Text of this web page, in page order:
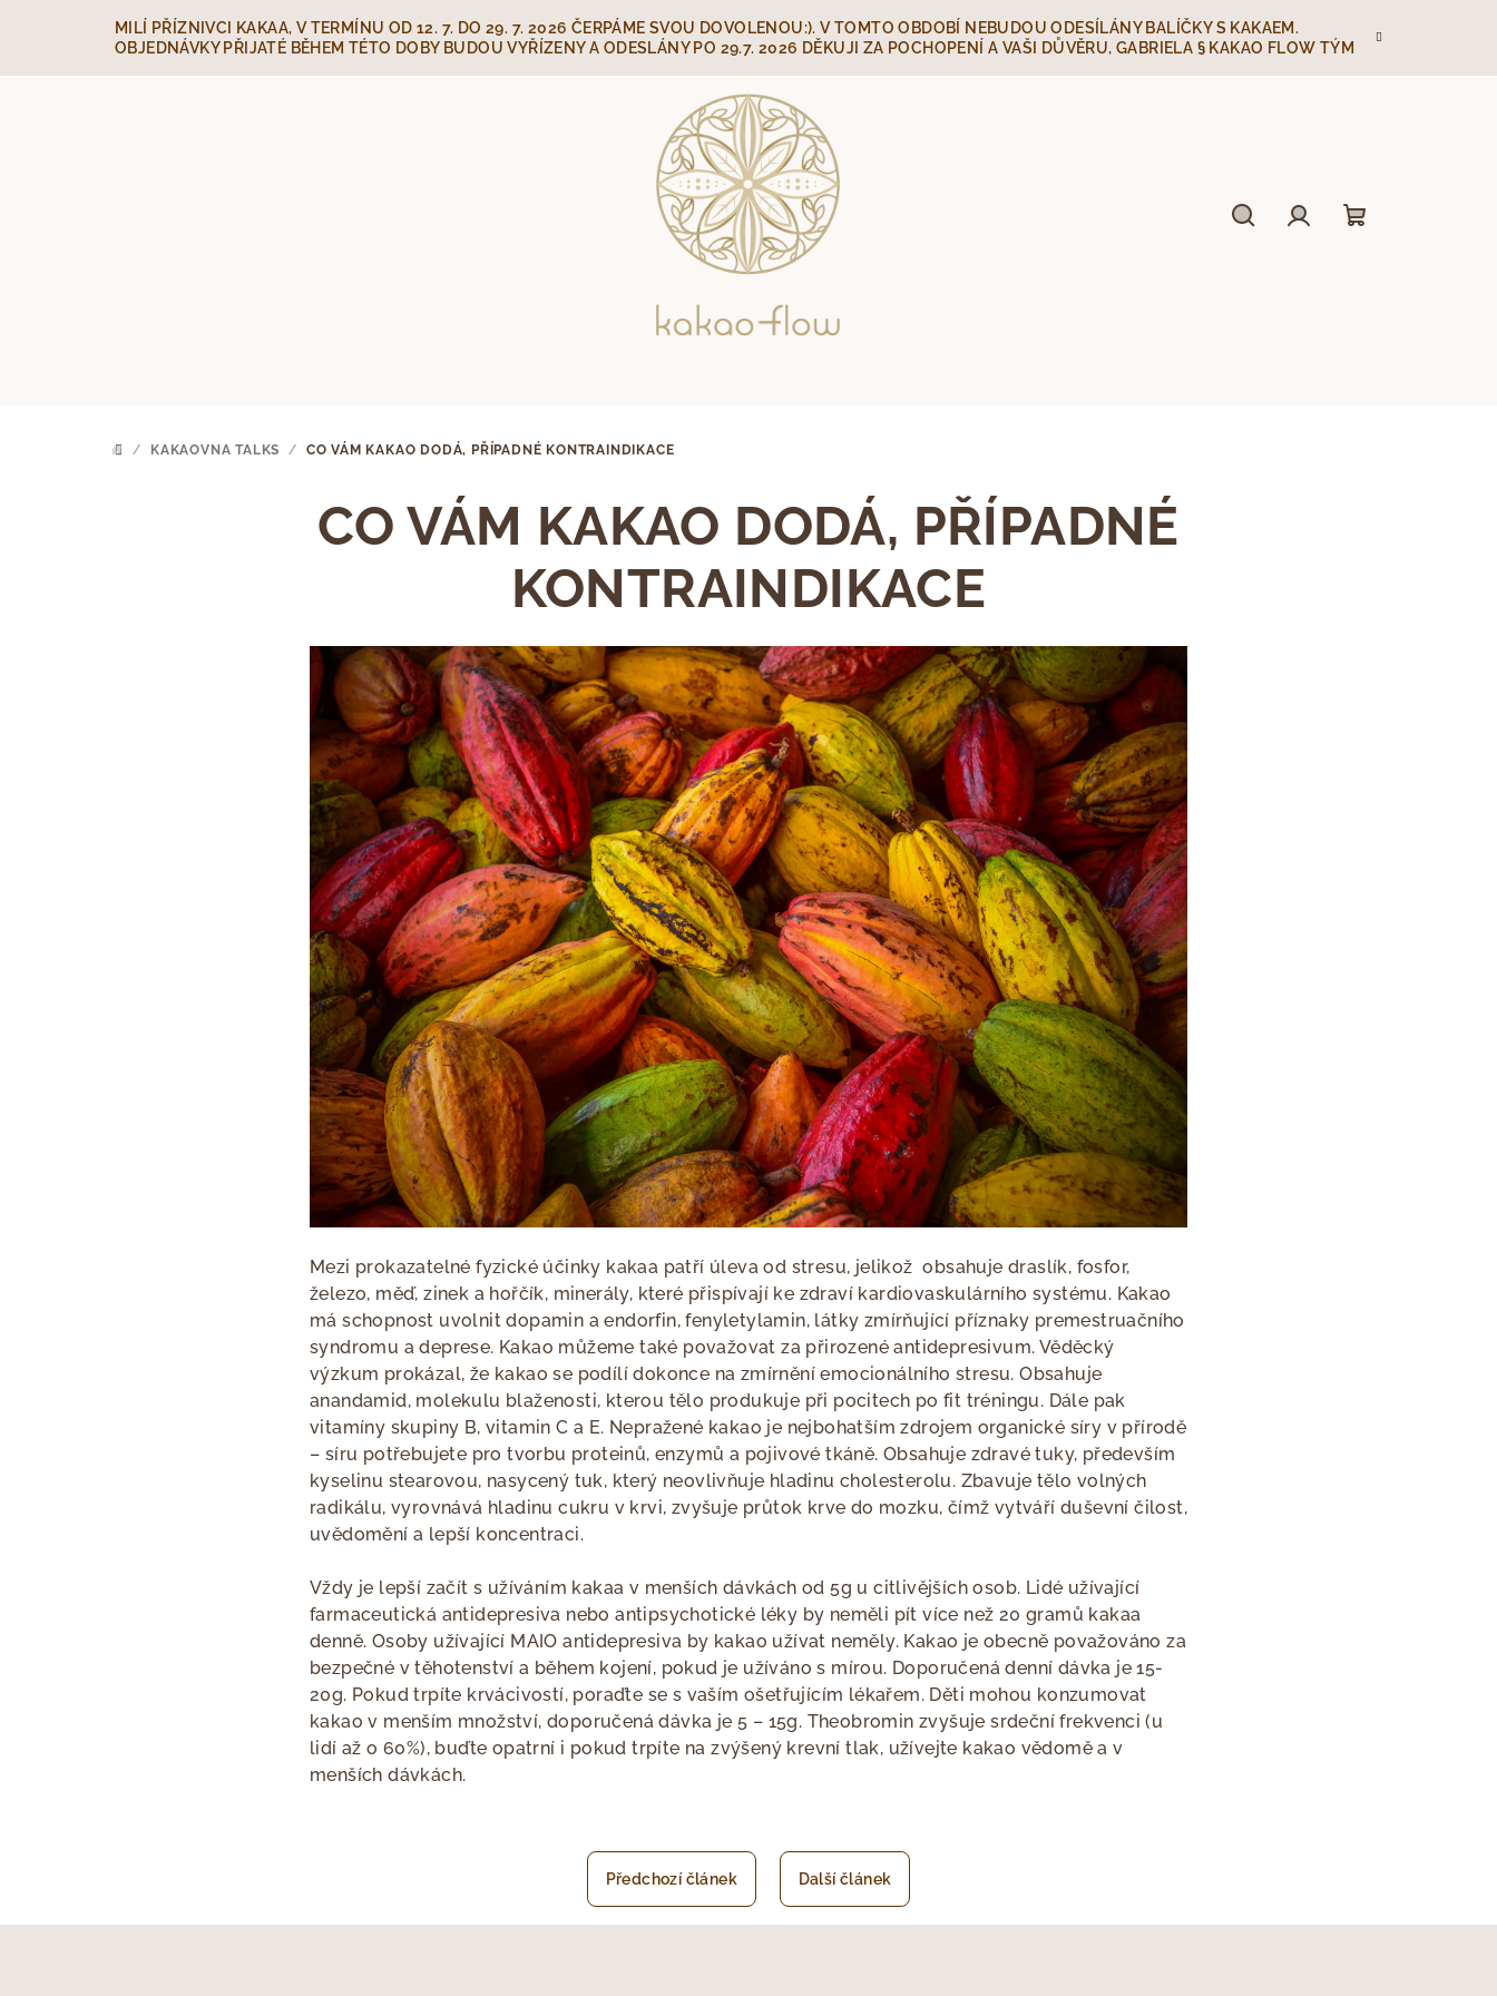
MILÍ PŘÍZNIVCI KAKAA, V TERMÍNU OD 12. 7. DO 29. 7. 2026 ČERPÁME SVOU DOVOLENOU:). V TOMTO OBDOBÍ NEBUDOU ODESÍLÁNY BALÍČKY S KAKAEM.
OBJEDNÁVKY PŘIJATÉ BĚHEM TÉTO DOBY BUDOU VYŘÍZENY A ODESLÁNY PO 29.7. 2026 DĚKUJI ZA POCHOPENÍ A VAŠI DŮVĚRU, GABRIELA § KAKAO FLOW TÝM
DOMŮ
/ KAKAOVNA TALKS / CO VÁM KAKAO DODÁ, PŘÍPADNÉ KONTRAINDIKACE
CO VÁM KAKAO DODÁ, PŘÍPADNÉ
KONTRAINDIKACE
Mezi prokazatelné fyzické účinky kakaa patří úleva od stresu, jelikož obsahuje draslík, fosfor,
železo, měď, zinek a hořčík, minerály, které přispívají ke zdraví kardiovaskulárního systému. Kakao
má schopnost uvolnit dopamin a endorfin, fenyletylamin, látky zmírňující příznaky premestruačního
syndromu a deprese. Kakao můžeme také považovat za přirozené antidepresivum. Věděcký
výzkum prokázal, že kakao se podílí dokonce na zmírnění emocionálního stresu. Obsahuje
anandamid, molekulu blaženosti, kterou tělo produkuje při pocitech po fit tréningu. Dále pak
vitamíny skupiny B, vitamin C a E. Nepražené kakao je nejbohatším zdrojem organické síry v přírodě
– síru potřebujete pro tvorbu proteinů, enzymů a pojivové tkáně. Obsahuje zdravé tuky, především
kyselinu stearovou, nasycený tuk, který neovlivňuje hladinu cholesterolu. Zbavuje tělo volných
radikálu, vyrovnává hladinu cukru v krvi, zvyšuje průtok krve do mozku, čímž vytváří duševní čilost,
uvědomění a lepší koncentraci.
Vždy je lepší začít s užíváním kakaa v menších dávkách od 5g u citlivějších osob. Lidé užívající
farmaceutická antidepresiva nebo antipsychotické léky by neměli pít více než 20 gramů kakaa
denně. Osoby užívající MAIO antidepresiva by kakao užívat neměly. Kakao je obecně považováno za
bezpečné v těhotenství a během kojení, pokud je užíváno s mírou. Doporučená denní dávka je 15-
20g. Pokud trpíte krvácivostí, poraďte se s vaším ošetřujícím lékařem. Děti mohou konzumovat
kakao v menším množství, doporučená dávka je 5 – 15g. Theobromin zvyšuje srdeční frekvenci (u
lidí až o 60%), buďte opatrní i pokud trpíte na zvýšený krevní tlak, užívejte kakao vědomě a v
menších dávkách.
Předchozí článek Další článek